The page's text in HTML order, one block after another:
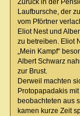
Zurück in der
Laufbursche, der
vom Pförtner
Eliot Nest und
zu betreiben. Eliot
„Mein Kampf“
Albert Schwarz
zur Brust.
Derweil machten
Protopapadakis
beobachteten aus
kamen kurze Zeit